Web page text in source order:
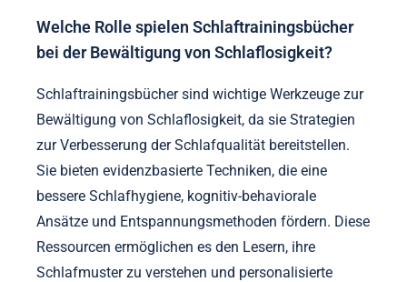
Welche Rolle spielen Schlaftrainingsbücher
bei der Bewältigung von Schlaflosigkeit?
Schlaftrainingsbücher sind wichtige Werkzeuge zur
Bewältigung von Schlaflosigkeit, da sie Strategien
zur Verbesserung der Schlafqualität bereitstellen.
Sie bieten evidenzbasierte Techniken, die eine
bessere Schlafhygiene, kognitiv-behaviorale
Ansätze und Entspannungsmethoden fördern. Diese
Ressourcen ermöglichen es den Lesern, ihre
Schlafmuster zu verstehen und personalisierte